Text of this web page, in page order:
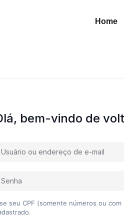
Home
bem-vindo de
seu CPF (somente números ou